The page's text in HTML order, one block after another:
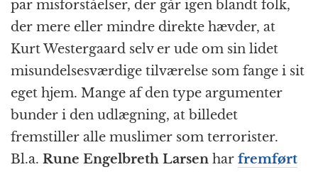
par misforståelser, der går igen blandt folk,
der mere eller mindre direkte hævder, at
Kurt Westergaard selv er ude om sin lidet
misundelsesværdige tilværelse som fange i sit
eget hjem. Mange af den type argumenter
bunder i den udlægning, at billedet
fremstiller alle muslimer som terrorister.
Bl.a. Rune Engelbreth Larsen har fremført